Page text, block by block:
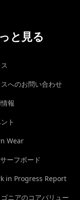
と見る
へのお問い合わせ
報
ト
Wear
ーフボード
in Progress Report
ニアのコアバリュー